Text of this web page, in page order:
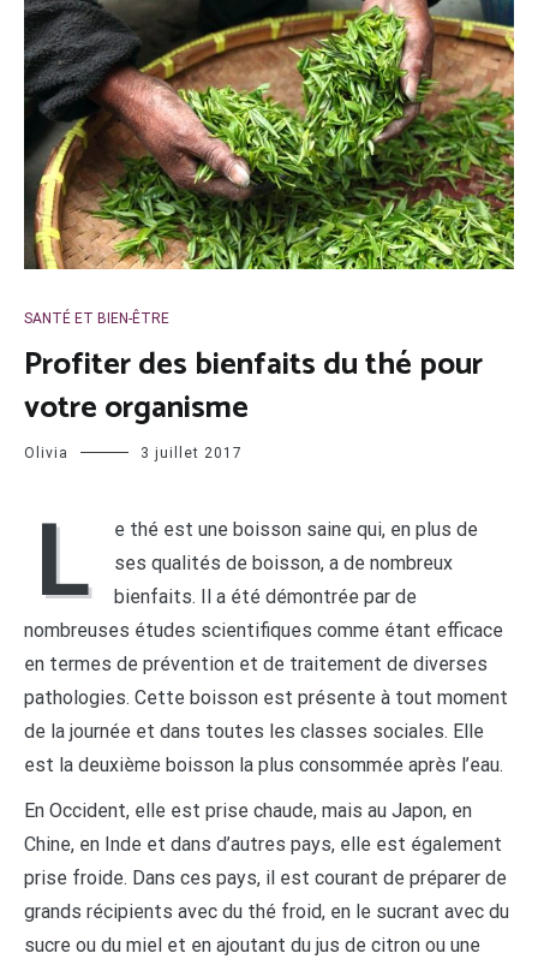
SANTÉ ET BIEN-ÊTRE
Profiter des bienfaits du thé pour
votre organisme
Olivia 3 juillet 2017
L
e thé est une boisson saine qui, en plus de
ses qualités de boisson, a de nombreux
bienfaits. Il a été démontrée par de
nombreuses études scientifiques comme étant efficace
en termes de prévention et de traitement de diverses
pathologies. Cette boisson est présente à tout moment
de la journée et dans toutes les classes sociales. Elle
est la deuxième boisson la plus consommée après l’eau.
En Occident, elle est prise chaude, mais au Japon, en
Chine, en Inde et dans d’autres pays, elle est également
prise froide. Dans ces pays, il est courant de préparer de
grands récipients avec du thé froid, en le sucrant avec du
sucre ou du miel et en ajoutant du jus de citron ou une